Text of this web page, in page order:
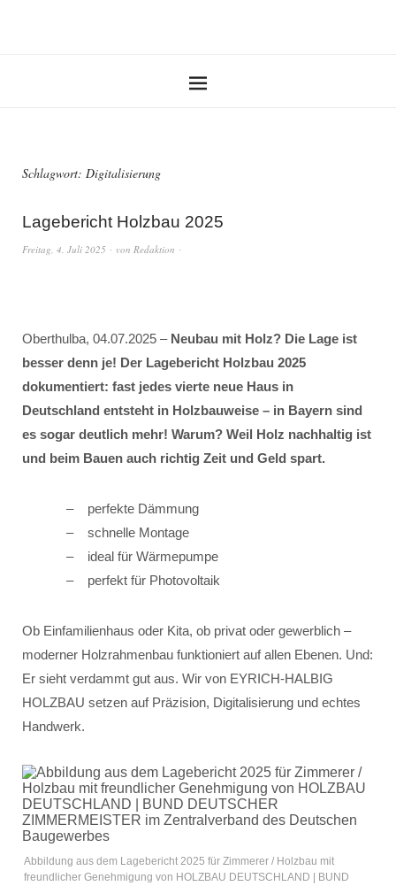
Schlagwort: Digitalisierung
Lagebericht Holzbau 2025
Freitag, 4. Juli 2025 von Redaktion
Oberthulba, 04.07.2025 – Neubau mit Holz? Die Lage ist
besser denn je! Der Lagebericht Holzbau 2025
dokumentiert: fast jedes vierte neue Haus in
Deutschland entsteht in Holzbauweise – in Bayern sind
es sogar deutlich mehr! Warum? Weil Holz nachhaltig ist
und beim Bauen auch richtig Zeit und Geld spart.
perfekte Dämmung
schnelle Montage
ideal für Wärmepumpe
perfekt für Photovoltaik
Ob Einfamilienhaus oder Kita, ob privat oder gewerblich –
moderner Holzrahmenbau funktioniert auf allen Ebenen. Und:
Er sieht verdammt gut aus. Wir von EYRICH-HALBIG
HOLZBAU setzen auf Präzision, Digitalisierung und echtes
Handwerk.
Abbildung aus dem Lagebericht 2025 für Zimmerer / Holzbau mit
freundlicher Genehmigung von HOLZBAU DEUTSCHLAND | BUND